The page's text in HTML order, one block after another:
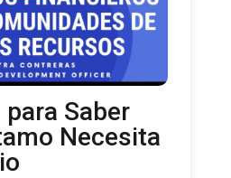
para Saber
Necesita